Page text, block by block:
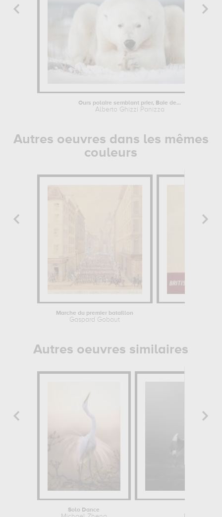
Ours polaire semblant prier, Baie de...
Alberto Ghizzi Panizza
Autres oeuvres dans les mêmes
couleurs
Marche du premier bataillon
Gaspard Gobaut
Autres oeuvres similaires
Solo Dance